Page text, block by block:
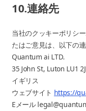
10.連絡先
当社のクッキーポリシ
たはご意見は、以下の
Quantum ai LTD.
35 John St, Luton LU1
イギリス
ウェブサイト https://
Eメール